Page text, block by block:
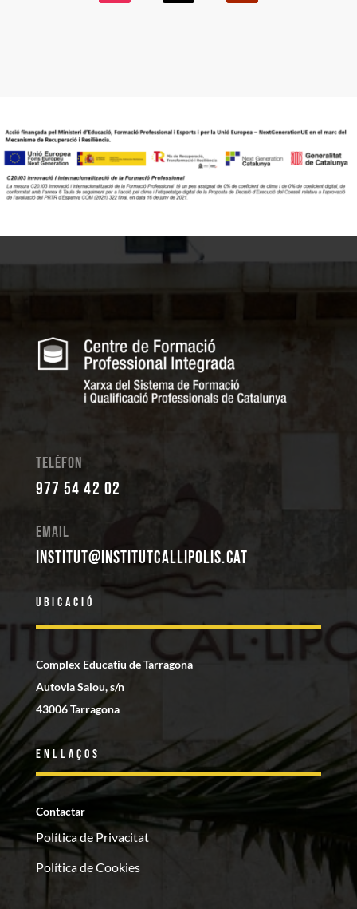
Telèfon
977 54 42 02
Email
institut@institutcallipolis.cat
Ubicació
Complex Educatiu de Tarragona
Autovia Salou, s/n
43006 Tarragona
Enllaços
Contactar
Política de Privacitat
Política de Cookies